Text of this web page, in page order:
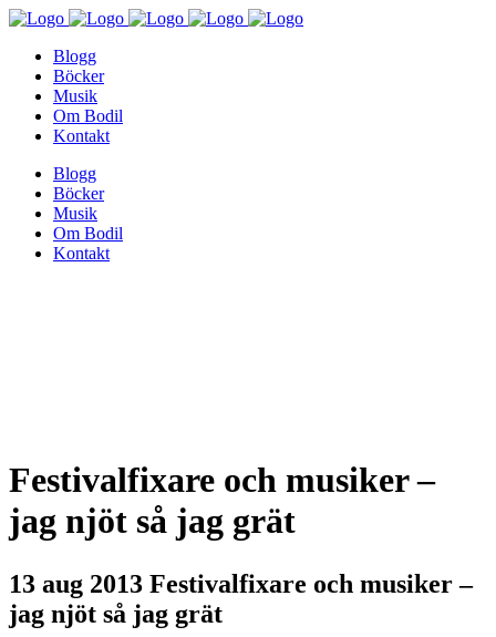
Blogg
Böcker
Musik
Om Bodil
Kontakt
Blogg
Böcker
Musik
Om Bodil
Kontakt
Festivalfixare och musiker –
jag njöt så jag grät
13 aug 2013 Festivalfixare och musiker –
jag njöt så jag grät